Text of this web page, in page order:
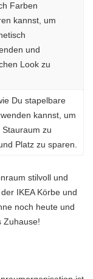
Farben
kannst, um
und
Look zu
Du stapelbare
kannst, um
zu
Platz zu sparen.
stilvoll und
IKEA Körbe und
noch heute und
Zuhause!